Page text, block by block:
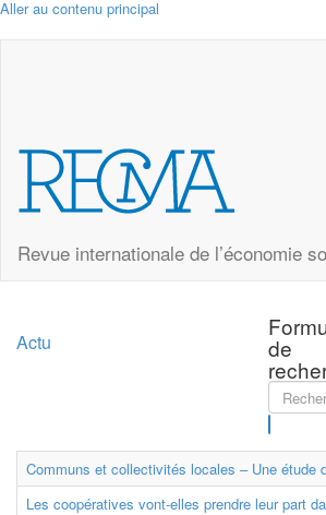
Aller au contenu principal
Revue internationale de l’économie
de
Actu
Communs et collectivités locales – Une étude
Les coopératives vont-elles prendre leur part